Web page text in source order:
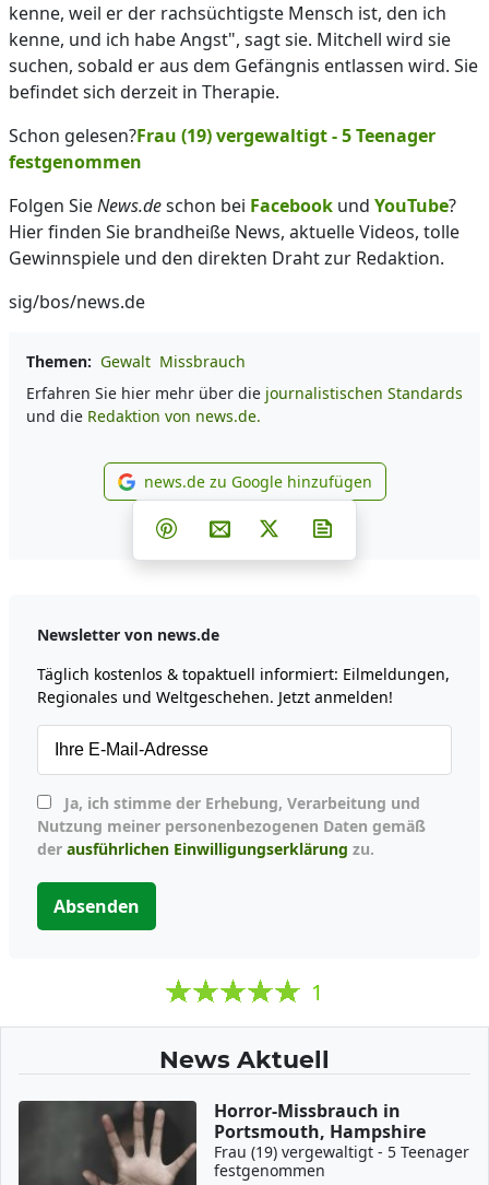
kenne, weil er der rachsüchtigste Mensch ist, den ich
kenne, und ich habe Angst", sagt sie. Mitchell wird sie
suchen, sobald er aus dem Gefängnis entlassen wird. Sie
befindet sich derzeit in Therapie.
Schon gelesen?Frau (19) vergewaltigt - 5 Teenager
festgenommen
Folgen SieNews.deschon bei Facebook und YouTube?
Hier finden Sie brandheiße News, aktuelle Videos, tolle
Gewinnspiele und den direkten Draht zur Redaktion.
sig/bos/news.de
Themen: Gewalt Missbrauch
Erfahren Sie hier mehr über die journalistischen Standards
und die Redaktion von news.de.
news.de zu Google
news.de zu Google hinzufügen
Teilen auf Facebook
Teilen auf Whatsapp
Teilen auf Telegram
Teilen auf Pinterest
Per E-Mail teilen
Post auf X
Newsletter von news.de
Täglich kostenlos & topaktuell informiert: Eilmeldungen,
Regionales und Weltgeschehen. Jetzt anmelden!
Nutzung meiner personenbezogenen Daten gemäß
der ausführlichen Einwilligungserklärung zu.
Absenden
1
News Aktuell
Horror-Missbrauch in
Portsmouth, Hampshire
Frau (19) vergewaltigt - 5 Teenager
festgenommen